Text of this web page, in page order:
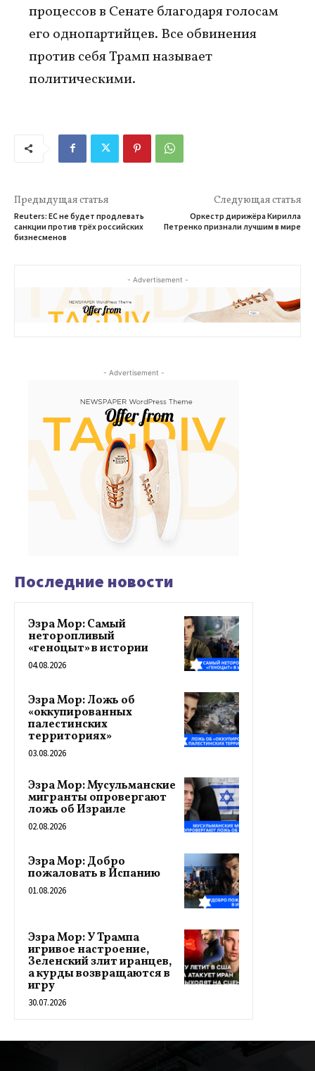
процессов в Сенате благодаря голосам
его однопартийцев. Все обвинения
против себя Трамп называет
политическими.
Предыдущая статья
Reuters: ЕС не будет продлевать
санкции против трёх российских
бизнесменов
Следующая статья
Оркестр дирижёра Кирилла
Петренко признали лучшим в мире
- Advertisement -
- Advertisement -
Последние новости
Эзра Мор: Самый
неторопливый
«геноцыт» в истории
04.08.2026
Эзра Мор: Ложь об
«оккупированных
палестинских
территориях»
03.08.2026
Эзра Мор: Мусульманские
мигранты опровергают
ложь об Израиле
02.08.2026
Эзра Мор: Добро
пожаловать в Испанию
01.08.2026
Эзра Мор: У Трампа
игривое настроение,
Зеленский злит иранцев,
а курды возвращаются в
игру
30.07.2026